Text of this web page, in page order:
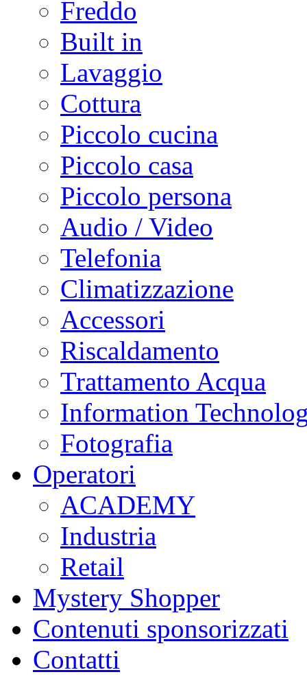
Freddo
Built in
Lavaggio
Cottura
Piccolo cucina
Piccolo casa
Piccolo persona
Audio / Video
Telefonia
Climatizzazione
Accessori
Riscaldamento
Trattamento Acqua
Information
Fotografia
Operatori
ACADEMY
Industria
Retail
Mystery Shopper
Contenuti sponsorizzati
Contatti